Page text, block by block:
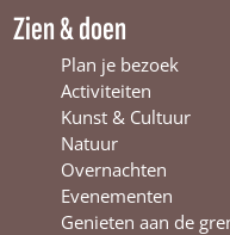
i
n
t
e
r
s
w
i
W
n
w
Zien & doen
Plan je bezoek
Activiteiten
Kunst & Cultuur
Natuur
Overnachten
Evenementen
Genieten aan de